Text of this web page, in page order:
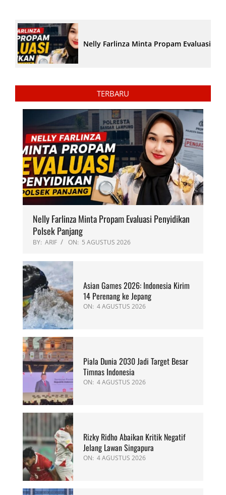
Nelly Farlinza Minta Propam Evaluasi
TERBARU
Nelly Farlinza Minta Propam Evaluasi Penyidikan
Polsek Panjang
BY: ARIF ON: 5 AGUSTUS 2026
Asian Games 2026: Indonesia Kirim
14 Perenang ke Jepang
ON: 4 AGUSTUS 2026
Piala Dunia 2030 Jadi Target Besar
Timnas Indonesia
ON: 4 AGUSTUS 2026
Rizky Ridho Abaikan Kritik Negatif
Jelang Lawan Singapura
ON: 4 AGUSTUS 2026